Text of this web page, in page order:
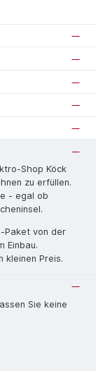
Shop Köck
zu erfüllen.
- egal ob
Pa­ket von der
Einbau.
kleinen Preis.
Sie keine